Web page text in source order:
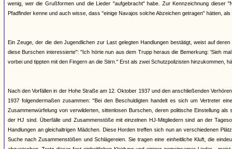
wenig, wer die Grußformen und die Lieder "aufgebracht" habe. Zur Kennzeichnung
Pfadfinder kenne und auch wisse, dass "einige Navajos solche Abzeichen getragen" hätten,
Ein Zeuge, der die den Jugendlichen zur Last gelegten Handlungen bestätigt, weist auf
diese Burschen interessierte": "Ich hörte nun aus dem Trupp heraus die Bemerkung: 'Sieh
vorbei und tippten mit den Fingern an die Stirn." Erst als zwei Schutzpolizisten hinzukommen,
Nach den Vorfällen in der Hohe Straße am 12. Oktober 1937 und den anschließenden
1937 folgendermaßen zusammen: "Bei den Beschuldigten handelt es sich um Vertreter
Zusammenwürfelung von verwilderten, sittenlosen Burschen, deren politische Einstellung
der HJ sind. Überfälle und Zusammenstöße mit einzelnen HJ-Mitgliedern sind an der
Handlungen an gleichaltrigen Mädchen. Diese Horden treffen sich nun an verschiedenen
Suche nach Zusammenstößen und Schlägereien. Sie tragen eine einheitliche Kluft, die